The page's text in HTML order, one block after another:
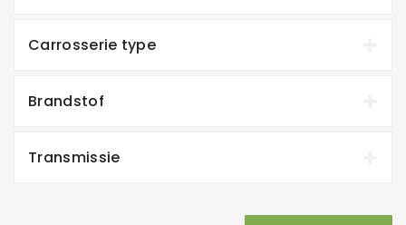
Carrosserie type
Brandstof
Transmissie